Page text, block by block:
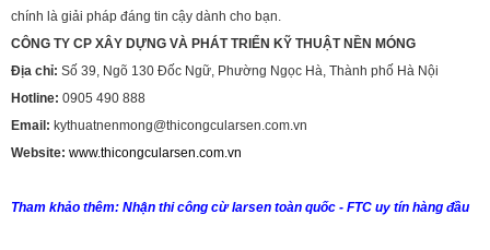
chính là giải pháp đáng tin cậy dành cho bạn.
CÔNG TY CP XÂY DỰNG VÀ PHÁT TRIỂN KỸ THUẬT NỀN MÓNG
Địa chỉ: Số 39, Ngõ 130 Đốc Ngữ, Phường Ngọc Hà, Thành phố Hà Nội
Hotline: 0905 490 888
Email: kythuatnenmong@thicongcularsen.com.vn
Website: www.thicongcularsen.com.vn
Tham khảo thêm: Nhận thi công cừ larsen toàn quốc - FTC uy tín hàng đầu